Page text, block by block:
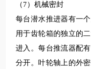
（7）机械密封
每台潜水推进器有一
用于齿轮箱的独立的
进入。每台推流器配
分开。叶轮轴上的外